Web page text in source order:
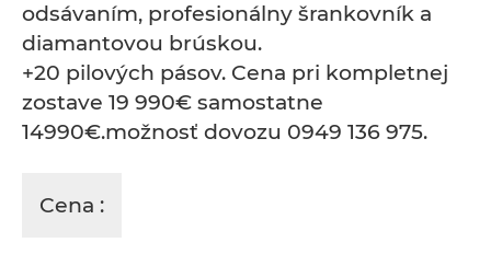
odsávaním, profesionálny šrankovník a
diamantovou brúskou.
+20 pilových pásov. Cena pri kompletnej
zostave 19 990€ samostatne
14990€.možnosť dovozu 0949 136 975.
Cena :